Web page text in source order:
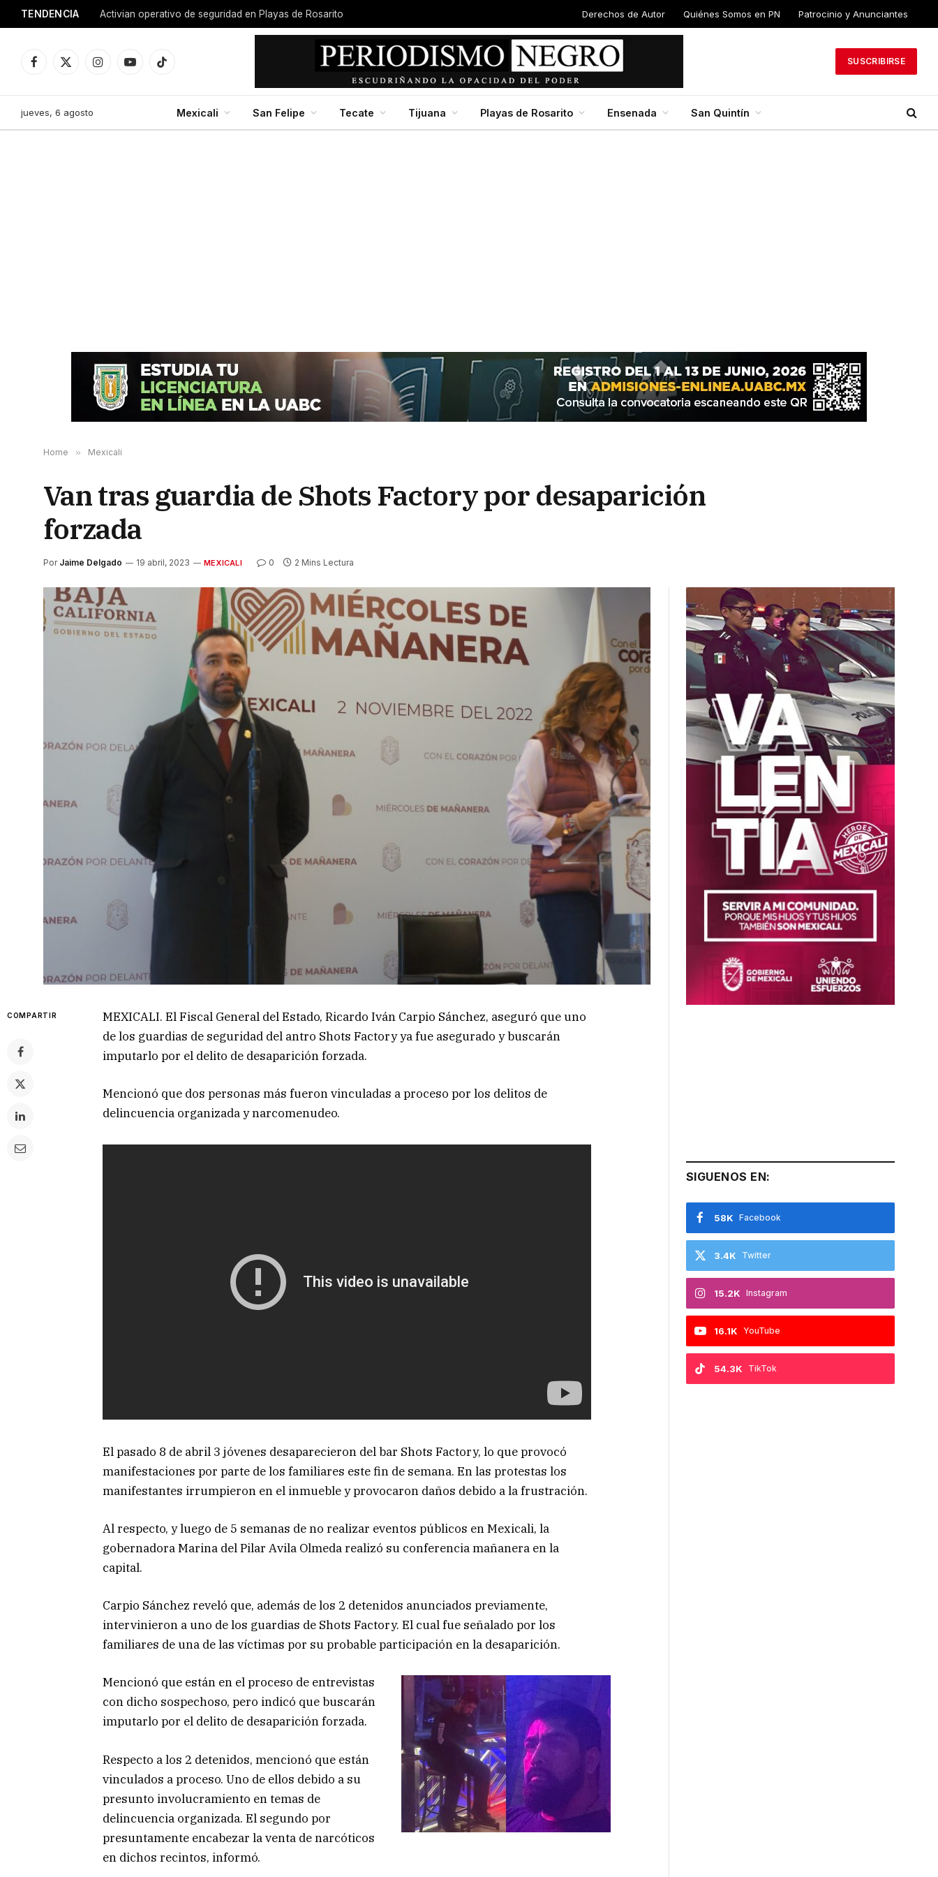
Derechos de
Autor
Quiénes Somos en
PN
Patrocinio y
Anunciantes
Facebook
X
InstagramYouTubeTikTok
SUSCRIBIRSE
jueves, 6 agosto Mexicali San Felipe Tecate Tijuana Playas de Rosarito Ensenada San Quintín
Home » Mexicali
Van tras guardia de Shots Factory por desaparición
forzada
Por Jaime Delgado 19 abril, 2023 MEXICALI 0 2 Mins Lectura
COMPARTIR
MEXICALI. El Fiscal General del Estado, Ricardo Iván Carpio Sánchez, aseguró que uno
de los guardias de seguridad del antro Shots Factory ya fue asegurado y buscarán
imputarlo por el delito de desaparición forzada.
Mencionó que dos personas más fueron vinculadas a proceso por los delitos de
delincuencia organizada y narcomenudeo.
El pasado 8 de abril 3 jóvenes desaparecieron del bar Shots Factory, lo que provocó
manifestaciones por parte de los familiares este fin de semana. En las protestas los
manifestantes irrumpieron en el inmueble y provocaron daños debido a la frustración.
Al respecto, y luego de 5 semanas de no realizar eventos públicos en Mexicali, la
gobernadora Marina del Pilar Avila Olmeda realizó su conferencia mañanera en la
capital.
Carpio Sánchez reveló que, además de los 2 detenidos anunciados previamente,
intervinieron a uno de los guardias de Shots Factory. El cual fue señalado por los
familiares de una de las víctimas por su probable participación en la desaparición.
Mencionó que están en el proceso de entrevistas
con dicho sospechoso, pero indicó que buscarán
imputarlo por el delito de desaparición forzada.
Respecto a los 2 detenidos, mencionó que están
vinculados a proceso. Uno de ellos debido a su
presunto involucramiento en temas de
delincuencia organizada. El segundo por
presuntamente encabezar la venta de narcóticos
en dichos recintos, informó.
SIGUENOS EN:
Facebook
58K
Twitter
3.4K
Instagram
15.2K
YouTube
16.1K
TikTok
54.3K